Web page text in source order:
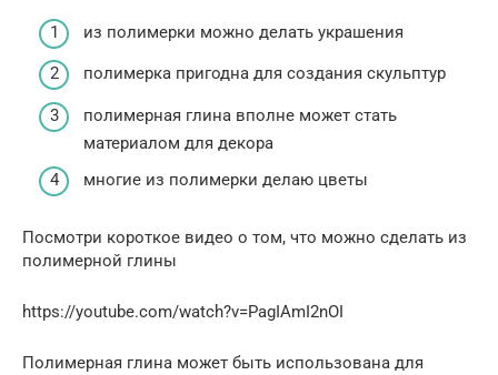
из полимерки можно делать украшения
полимерка пригодна для создания скульптур
полимерная глина вполне может стать
материалом для декора
многие из полимерки делаю цветы
Посмотри короткое видео о том, что можно сделать из
полимерной глины
https://youtube.com/watch?v=PagIAmI2nOI
Полимерная глина может быть использована для